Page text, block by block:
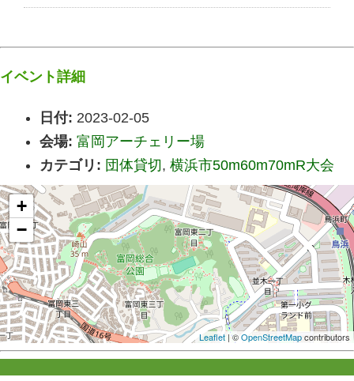
イベント詳細
日付: 2023-02-05
会場: 富岡アーチェリー場
カテゴリ: 団体貸切, 横浜市50m60m70mR大会
+
−
Leaflet | ©OpenStreetMapcontributors